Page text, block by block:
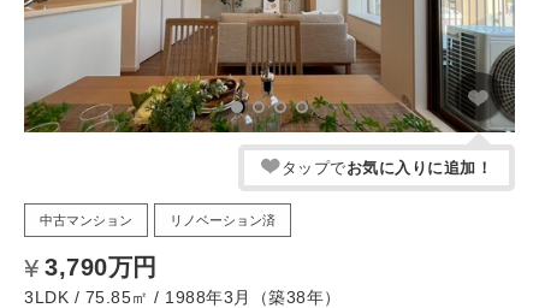
タップでお気に入りに追加！
中古マンション リノベーション済
3,790万円
3LDK / 75.85㎡ / 1988年3月（築38年）